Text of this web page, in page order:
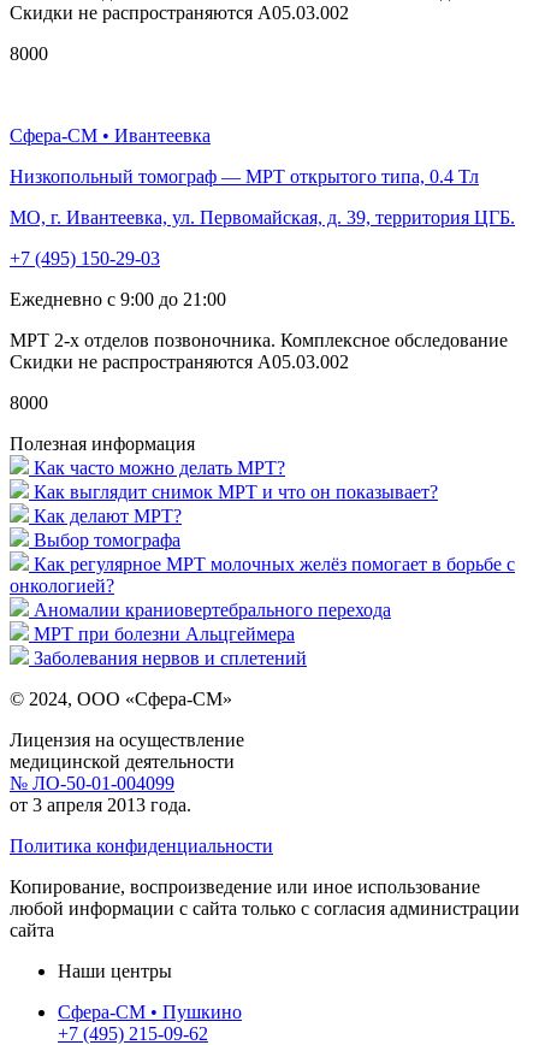
Скидки не распространяются A05.03.002
8000
Сфера-СМ • Ивантеевка
Низкопольный томограф — МРТ открытого типа, 0.4 Тл
МО, г. Ивантеевка, ул. Первомайская, д. 39, территория ЦГБ.
+7 (495) 150-29-03
Ежедневно с 9:00 до 21:00
МРТ 2-х отделов позвоночника. Комплексное обследование
Скидки не распространяются A05.03.002
8000
Полезная информация
Как часто можно делать МРТ?
Как выглядит снимок МРТ и что он показывает?
Как делают МРТ?
Выбор томографа
Как регулярное МРТ молочных желёз помогает в борьбе с
онкологией?
Аномалии краниовертебрального перехода
МРТ при болезни Альцгеймера
Заболевания нервов и сплетений
© 2024, ООО «Сфера-СМ»
Лицензия на осуществление
медицинской деятельности
№ ЛО-50-01-004099
от 3 апреля 2013 года.
Политика конфиденциальности
Копирование, воспроизведение или иное использование
любой информации с сайта только с согласия администрации
сайта
Наши центры
Сфера-СМ • Пушкино
+7 (495) 215-09-62